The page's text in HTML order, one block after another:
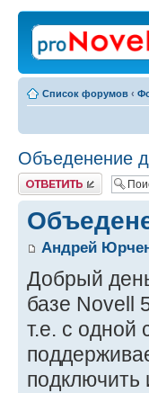
Список форумов ‹
Объеденение
Ответить
Андрей
Добрый
базе Novell
т.е. с одной
подключить